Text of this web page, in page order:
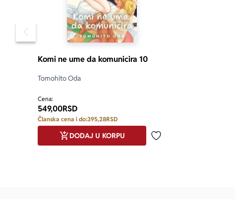
Pomeranje sadržaja slajdera u levo
Komi ne ume da komunicira 10
Tomohito Oda
Cena:
549,00RSD
Članska cena i do:395,28RSD
Dodaj u omiljene
DODAJ U KORPU